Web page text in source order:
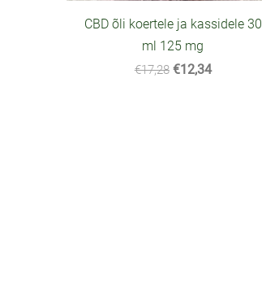
CBD õli koertele ja kassidele 30
ml 125 mg
€17,28 €12,34